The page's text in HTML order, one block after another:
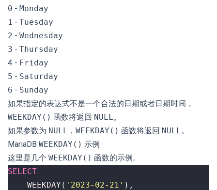
0 - Monday
1 - Tuesday
2 - Wednesday
3 - Thursday
4 - Friday
5 - Saturday
6 - Sunday
如果指定的表达式不是一个合法的日期或者日期时间，
WEEKDAY() 函数将返回 NULL。
如果参数为 NULL ， WEEKDAY() 函数将返回 NULL。
MariaDB WEEKDAY() 示例
这里是几个 WEEKDAY() 函数的示例。
SELECT
WEEKDAY ( '2023-02-21' ),